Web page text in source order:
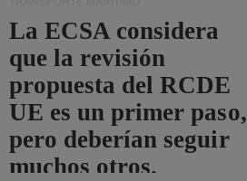
La ECSA considera
que la revisión
propuesta del RCDE
UE es un primer paso,
pero deberían seguir
muchos otros.